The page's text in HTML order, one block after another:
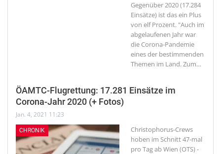
Gegenüber 2020 (17.284
Einsätze) ist das ein Plus
von elf Prozent. "Auch im
abgelaufenen Jahr war
die Corona-Pandemie
eines der bestimmenden
Themen im Land. Zum…
ÖAMTC-Flugrettung: 17.281 Einsätze im
Corona-Jahr 2020 (+ Fotos)
Jan. 4, 2021 11:23
CHRONIK
Christophorus-Crews
hoben im Schnitt 47-mal
pro Tag abWien (OTS) -